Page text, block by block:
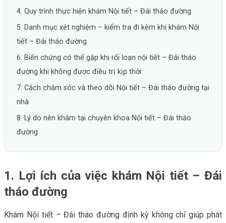
4. Quy trình thực hiện khám Nội tiết – Đái tháo đường
5. Danh mục xét nghiệm – kiểm tra đi kèm khi khám Nội
tiết – Đái tháo đường
6. Biến chứng có thể gặp khi rối loạn nội tiết – Đái tháo
đường khi không được điều trị kịp thời
7. Cách chăm sóc và theo dõi Nội tiết – Đái tháo đường tại
nhà
8. Lý do nên khám tại chuyên khoa Nội tiết – Đái tháo
đường
1. Lợi ích của việc khám Nội tiết – Đái
tháo đường
Khám Nội tiết – Đái tháo đường định kỳ không chỉ giúp phát